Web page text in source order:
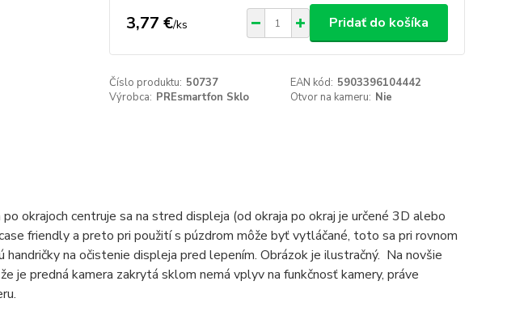
3,77 €/ks Pridať do košíka
Číslo produktu: 50737 EAN kód: 5903396104442
Výrobca: PREsmartfon Sklo Otvor na kameru: Nie
okrajoch centruje sa na stred displeja (od okraja po okraj je určené 3D alebo
friendly a preto pri použití s púzdrom môže byť vytláčané, toto sa pri rovnom
na očistenie displeja pred lepením. Obrázok je ilustračný. Na novšie
je predná kamera zakrytá sklom nemá vplyv na funkčnosť kamery, práve